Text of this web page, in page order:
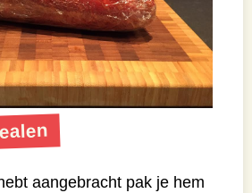
aangebracht pak je hem